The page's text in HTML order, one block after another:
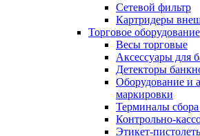
Сетевой фильтр
Картридеры
Торговое оборудование
Весы торговые
Аксессуары для
Детекторы
Оборудование и
маркировки
Терминалы
Контрольно-
Этикет-